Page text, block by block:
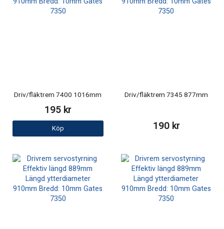
Driv/fläktrem 7400 1016mm
195 kr
Köp
Driv/fläktrem 7345 877mm
190 kr